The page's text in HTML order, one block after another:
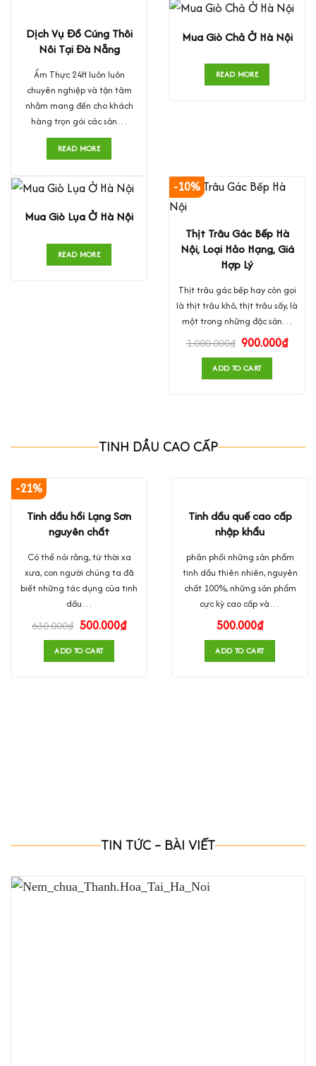
Dịch Vụ Đồ Cúng Thôi
Nôi Tại Đà Nẵng
Ẩm Thực 24H luôn luôn
chuyên nghiệp và tận tâm
nhằm mang đến cho khách
hàng trọn gói các sản…
READ MORE
Mua Giò Chả Ở Hà Nội
READ MORE
Mua Giò Lụa Ở Hà Nội
READ MORE
-10%
Thịt Trâu Gác Bếp Hà
Nội, Loại Hảo Hạng, Giá
Hợp Lý
Thịt trâu gác bếp hay còn gọi
là thịt trâu khô, thịt trâu sấy, là
một trong những đặc sản…
1.000.000₫ 900.000₫
ADD TO CART
TINH DẦU CAO CẤP
-21%
Tinh dầu hồi Lạng Sơn
nguyên chất
Có thể nói rằng, từ thời xa
xưa, con người chúng ta đã
biết những tác dụng của tinh
dầu…
630.000₫ 500.000₫
ADD TO CART
Tinh dầu quế cao cấp
nhập khẩu
phân phối những sản phẩm
tinh dầu thiên nhiên, nguyên
chất 100%, những sản phẩm
cực kỳ cao cấp và…
500.000₫
ADD TO CART
TIN TỨC – BÀI VIẾT